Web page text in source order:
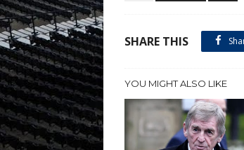
SHARE THIS
YOU MIGHT ALSO LIKE